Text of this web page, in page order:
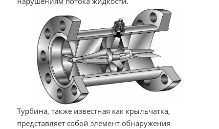
Турбина, также известная как крыльчатка,
представляет собой элемент обнаружения